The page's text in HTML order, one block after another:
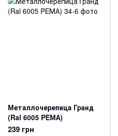
Металлочерепица Гранд
(Ral 6005 PEМА)
239 грн